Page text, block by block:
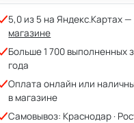
5,0 из 5 на Яндекс.Картах —
магазине
Больше 1 700 выполненных
года
Оплата онлайн или
в магазине
Самовывоз: Краснодар ·